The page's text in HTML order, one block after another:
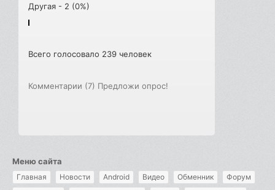
Другая - 2 (0%)
Всего голосовало 239 человек
Комментарии (7) Предложи опрос!
Меню сайта
Главная Новости Android Видео Обменник
Форум